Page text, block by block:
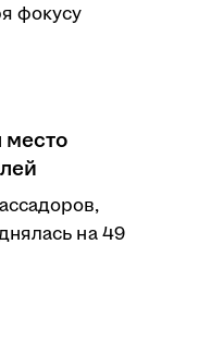
фокусу
место
на 49